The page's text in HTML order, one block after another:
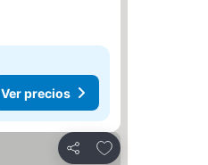
Ver precios
Compartir
Añadir a favoritos